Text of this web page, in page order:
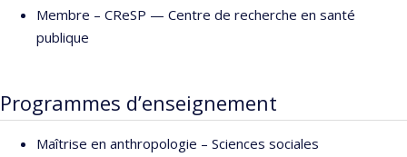
notamment l’élaboration de cadres éthiques, la formation et le
développement d’outils d’aide à la décision pour les situations où
l’auteur du livre en libre accèsJouer le jeu académique
blogue bilingue (anglais/français)BrynStorming, il écrit sur la
bioéthique, la vie universitaire et le leadership.
Membre – CReSP — Centre de recherche en santé
publique
Programmes d’enseignement
Maîtrise en anthropologie – Sciences sociales